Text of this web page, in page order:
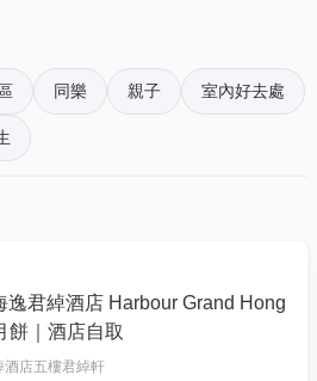
: $380
and songs are subject to
Upon a Star - 木偶奇遇記
a Wish Your Heart Makes - 灰姑
Sleeping Beauty Waltz - 睡公
同樂 親子 室內好去處
逸君綽酒店 Harbour Grand Hong
餅｜酒店自取
店五樓君綽軒